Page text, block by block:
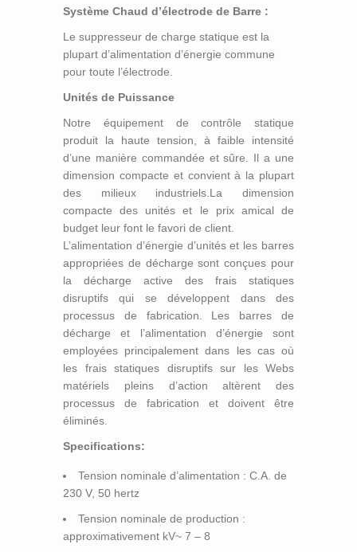
Système Chaud d’électrode de Barre :
Le suppresseur de charge statique est la
plupart d’alimentation d’énergie commune
pour toute l’électrode.
Unités de Puissance
Notre équipement de contrôle statique
produit la haute tension, à faible intensité
d’une manière commandée et sûre. Il a une
dimension compacte et convient à la plupart
des milieux industriels.La dimension
compacte des unités et le prix amical de
budget leur font le favori de client.
L’alimentation d’énergie d’unités et les barres
appropriées de décharge sont conçues pour
la décharge active des frais statiques
disruptifs qui se développent dans des
processus de fabrication. Les barres de
décharge et l’alimentation d’énergie sont
employées principalement dans les cas où
les frais statiques disruptifs sur les Webs
matériels pleins d’action altèrent des
processus de fabrication et doivent être
éliminés.
Specifications:
Tension nominale d’alimentation : C.A. de
230 V, 50 hertz
Tension nominale de production :
approximativement kV~ 7 – 8